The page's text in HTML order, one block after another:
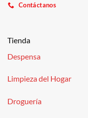
Contáctanos
Tienda
Despensa
Limpieza del Hogar
Droguería